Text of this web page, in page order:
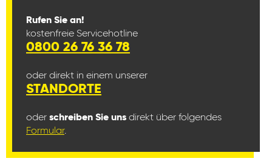
Rufen Sie an!
kostenfreie Servicehotline
0800 26 76 36 78
oder direkt in einem unserer
STANDORTE
oder schreiben Sie uns direkt über folgendes
Formular.